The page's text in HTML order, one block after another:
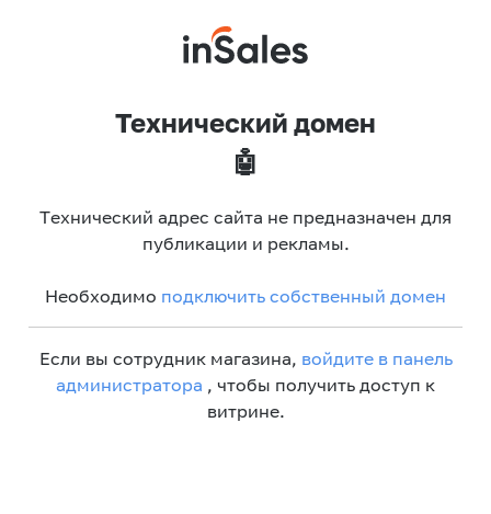
Технический домен
🤖
Технический адрес сайта не предназначен для
публикации и рекламы.
Необходимо подключить собственный домен
Если вы сотрудник магазина, войдите в панель
администратора , чтобы получить доступ к
витрине.